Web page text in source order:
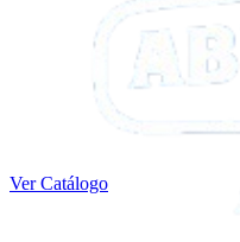
Ver Catálogo